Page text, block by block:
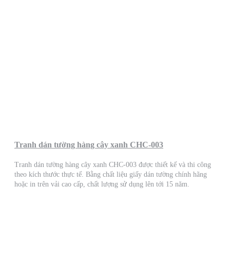
Tranh dán tường hàng cây xanh CHC-003
Tranh dán tường hàng cây xanh CHC-003 được thiết kế và thi công
theo kích thước thực tế. Bằng chất liệu giấy dán tường chính hãng
hoặc in trên vải cao cấp, chất lượng sử dụng lên tới 15 năm.